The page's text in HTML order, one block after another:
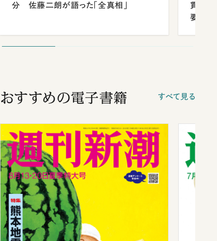
分 佐藤二朗が語った「全真相」
貫校へ
要だっ
おすすめの電子書籍 すべて見る